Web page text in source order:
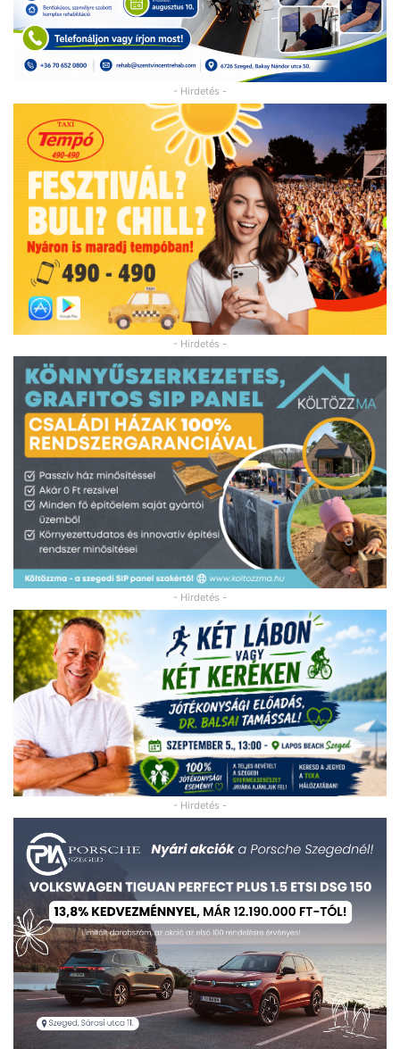
- Hirdetés -
- Hirdetés -
- Hirdetés -
- Hirdetés -